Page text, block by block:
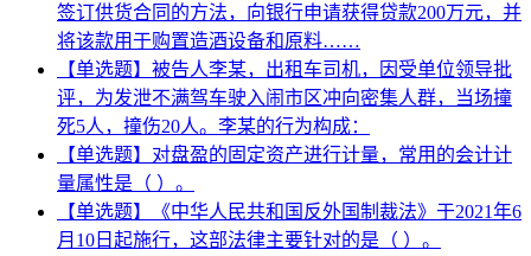
签订供货合同的方法，向银行申请获得贷款200万元，并
将该款用于购置造酒设备和原料……
【单选题】被告人李某，出租车司机，因受单位领导批
评，为发泄不满驾车驶入闹市区冲向密集人群，当场撞
死5人，撞伤20人。李某的行为构成：
【单选题】对盘盈的固定资产进行计量，常用的会计计
量属性是（ ）。
【单选题】《中华人民共和国反外国制裁法》于2021年6
月10日起施行，这部法律主要针对的是（ ）。